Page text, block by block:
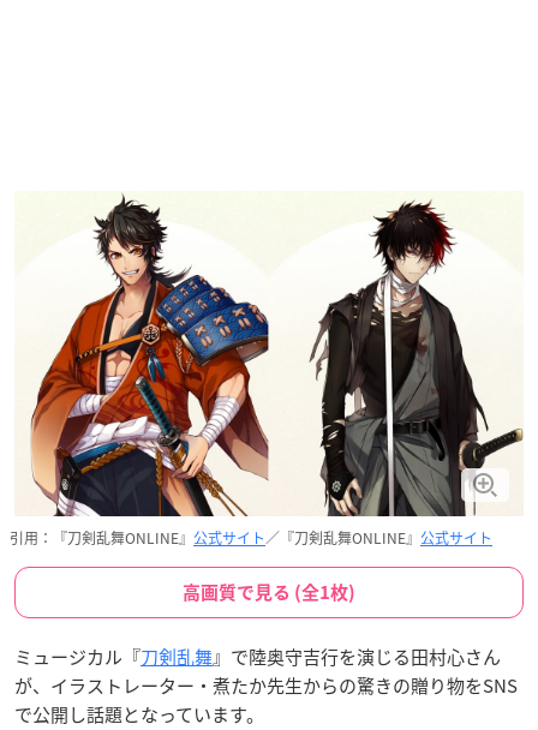
引用：『刀剣乱舞ONLINE』 公式サイト／『刀剣乱舞ONLINE』 公式サイト
高画質で見る (全1枚)
ミュージカル『刀剣乱舞』で陸奥守吉行を演じる田村心さん
が、イラストレーター・煮たか先生からの驚きの贈り物をSNS
で公開し話題となっています。